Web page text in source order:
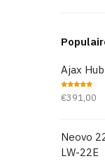
Ajax
Waardering
5.00 uit 5
€391,00
Neovo
LW-22E